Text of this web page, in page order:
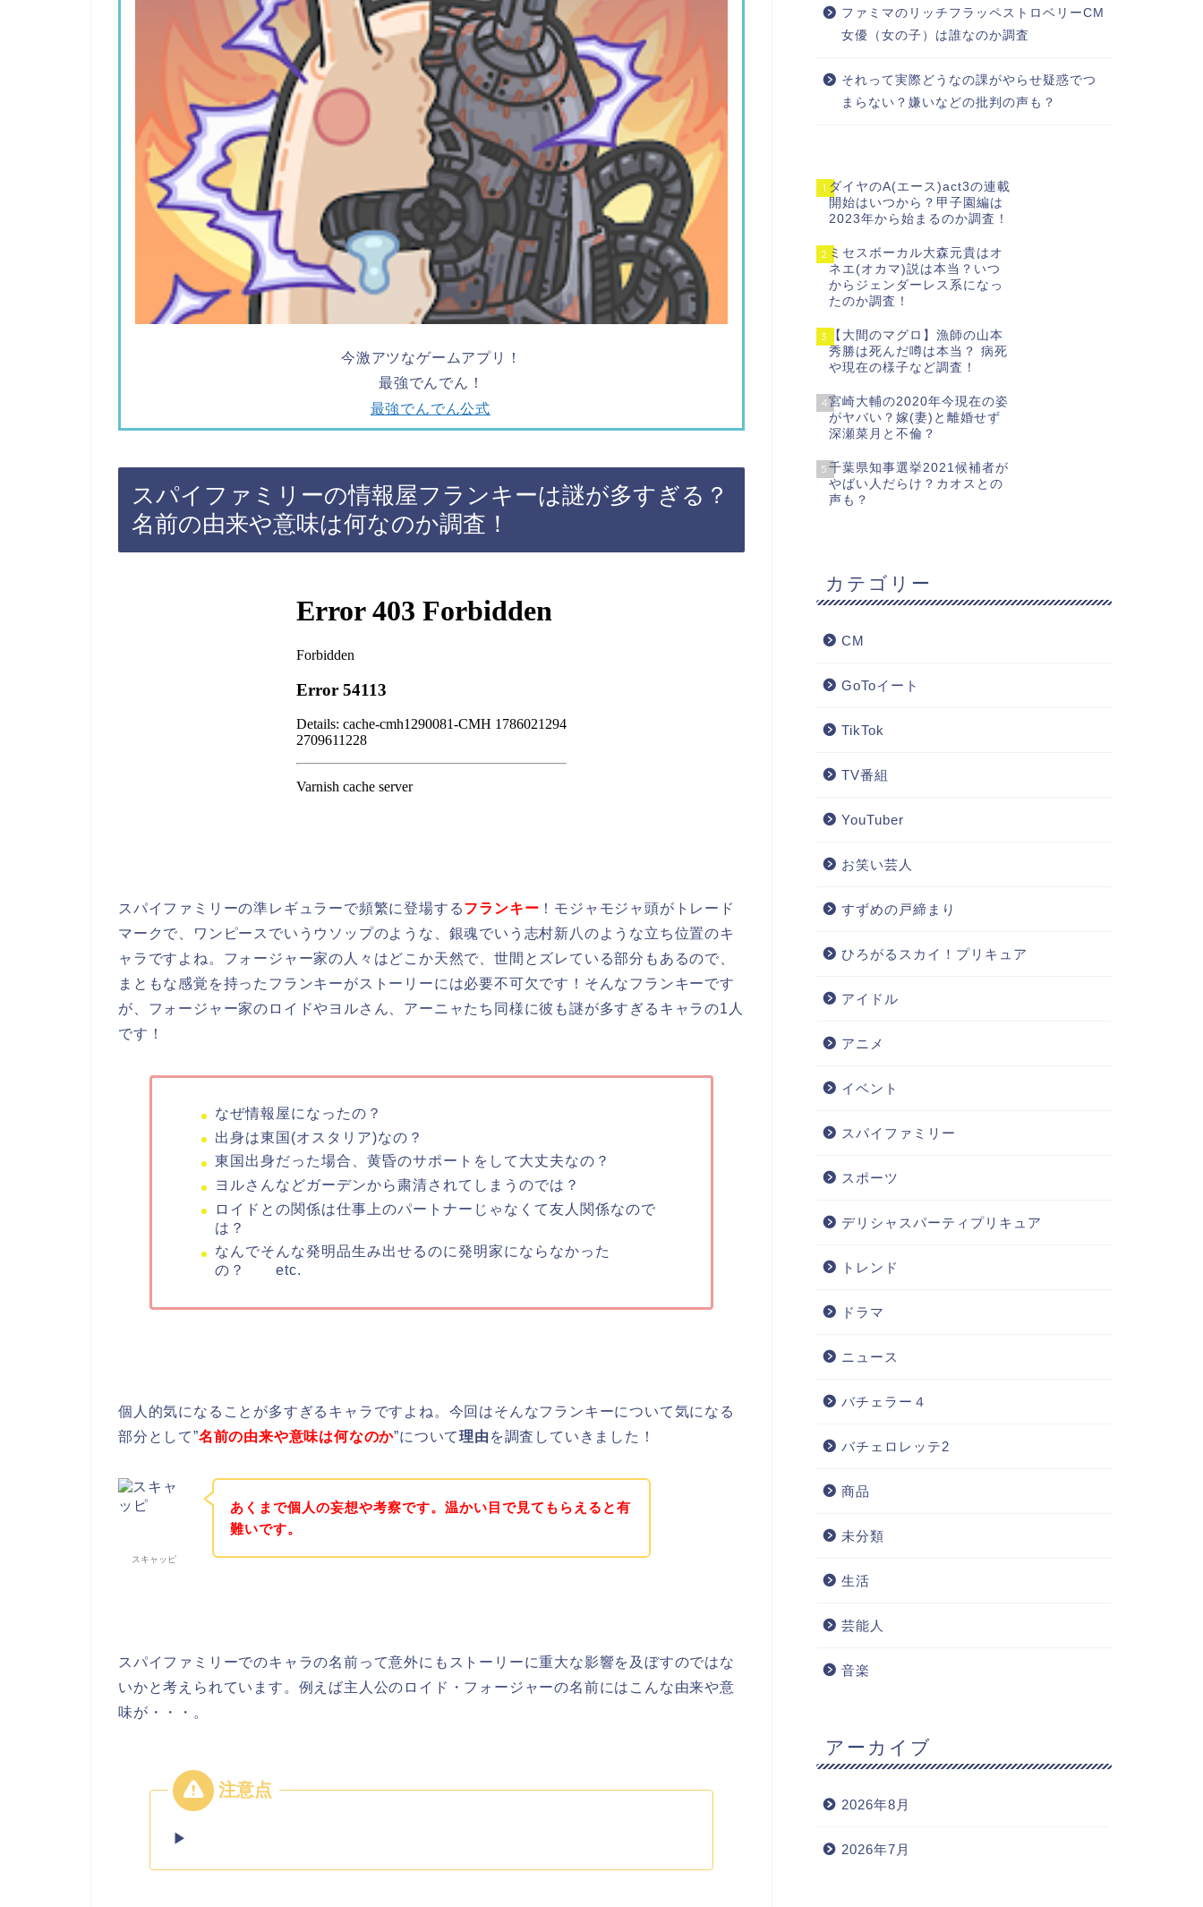
今激アツなゲームアプリ！
最強でんでん！
最強でんでん公式
スパイファミリーの情報屋フランキーは謎が多すぎる？
名前の由来や意味は何なのか調査！
スパイファミリーの準レギュラーで頻繁に登場するフランキー ！モジャモジャ頭がトレード
マークで、ワンピースでいうウソップのような、銀魂でいう志村新八のような立ち位置のキ
ャラですよね。フォージャー家の人々はどこか天然で、世間とズレている部分もあるので、
まともな感覚を持ったフランキーがストーリーには必要不可欠です！そんなフランキーです
が、フォージャー家のロイドやヨルさん、アーニャたち同様に彼も謎が多すぎるキャラの1人
です！
なぜ情報屋になったの？
出身は東国(オスタリア)なの？
東国出身だった場合、黄昏のサポートをして大丈夫なの？
ヨルさんなどガーデンから粛清されてしまうのでは？
ロイドとの関係は仕事上のパートナーじゃなくて友人関係なので
は？
なんでそんな発明品生み出せるのに発明家にならなかった
の？ etc.
個人的気になることが多すぎるキャラですよね。今回はそんなフランキーについて気になる
部分として”名前の由来や意味は何なのか”について理由 を調査していきました！
スキャッピ
あくまで個人の妄想や考察です。温かい目で見てもらえると有
難いです。
スパイファミリーでのキャラの名前って意外にもストーリーに重大な影響を及ぼすのではな
いかと考えられています。例えば主人公のロイド・フォージャーの名前にはこんな由来や意
味が・・・。
▶
ファミマのリッチフラッペストロベリーCM
女優（女の子）は誰なのか調査
それって実際どうなの課がやらせ疑惑でつ
まらない？嫌いなどの批判の声も？
1 ダイヤのA(エース)act3の連載
開始はいつから？甲子園編は
2023年から始まるのか調査！
2 ミセスボーカル大森元貴はオ
ネエ(オカマ)説は本当？いつ
からジェンダーレス系になっ
たのか調査！
3
【大間のマグロ】漁師の山本
秀勝は死んだ噂は本当？ 病死
や現在の様子など調査！
4宮崎大輔の2020年今現在の姿
がヤバい？嫁(妻)と離婚せず
深瀬菜月と不倫？
5千葉県知事選挙2021候補者が
やばい人だらけ？カオスとの
声も？
カテゴリー
CM
GoToイート
TikTok
TV番組
YouTuber
お笑い芸人
すずめの戸締まり
ひろがるスカイ！プリキュア
アイドル
アニメ
イベント
スパイファミリー
スポーツ
デリシャスパーティプリキュア
トレンド
ドラマ
ニュース
バチェラー４
バチェロレッテ2
商品
未分類
生活
芸能人
音楽
アーカイブ
2026年8月
2026年7月